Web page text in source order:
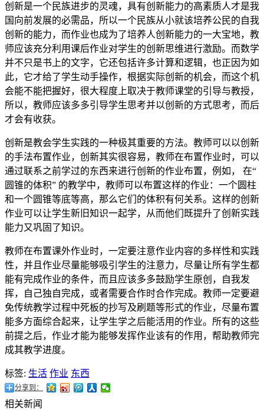
创新是一个民族进步的灵魂，具有创新能力的高素质人才是我
国向前发展的必需品，所以一个民族从小就该培养公民的自我
创新的能力，而作业也成为了培养人创新能力的一大宝地，教
师应该充分利用课后作业对学生的创新思维进行激励。而数学
并不只是书上的文字，它还包括许多计算和逻辑，也正因为如
此，它才给了学生动手操作，根据实际创新的机会，而这个机
会能不能把握好，很大程度上取决于教师课堂的引导与教授，
所以，教师应该多多引导学生思考并以创新的方式思考，而后
才会有收获。
创新是教会学生实践的一种极其重要的方法。教师可以以创新
的手法布置作业，创新其实很容易，教师在布置作业时，可以
通过联系之前学过的东西来进行创新的作业布置，例如， 在“
圆锥的体积” 的教学中，教师可以布置这样的作业：一个圆柱
和一个圆锥等底等高，那么它们的体积有何关系。这样的创新
作业可以让学生新旧知识一起学，从而他们既提升了创新实践
能力又巩固了知识。
教师在布置课外作业时，一定要注意作业内容的多样性和实践
性，并且作业尽量能够吸引学生的注意力，尽量让所有学生都
能有完成作业的条件，而且应该多多鼓励学生原创，自我发
挥，自己独自完成，或者需要合作时合作完成。教师一定要避
免传统教学过程中死板的抄写及刷题等形式的作业，尽量布置
能多方面综合起来，让学生学之后能活用的作业。所有的这些
前提之后，作业才能为能够发挥作业该有的作用，帮助教师完
成其教学进度。
标签: 生活 作业 东西
分享到：
相关新闻